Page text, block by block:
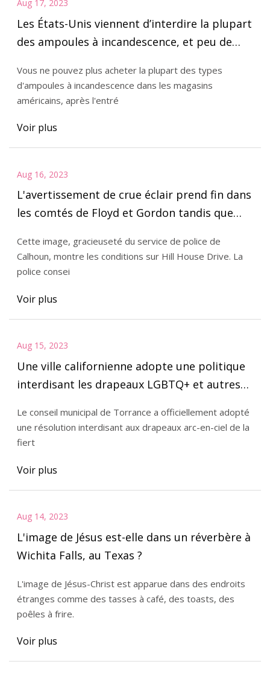
Aug 17, 2023
Les États-Unis viennent d’interdire la plupart
des ampoules à incandescence, et peu de
Vous ne pouvez plus acheter la plupart des types
d'ampoules à incandescence dans les magasins
américains, après l'entré
Voir plus
Aug 16, 2023
L'avertissement de crue éclair prend fin dans
les comtés de Floyd et Gordon tandis que
élevée
Cette image, gracieuseté du service de police de
Calhoun, montre les conditions sur Hill House Drive. La
police consei
Voir plus
Aug 15, 2023
Une ville californienne adopte une politique
interdisant les drapeaux LGBTQ+ et autres
Le conseil municipal de Torrance a officiellement adopté
une résolution interdisant aux drapeaux arc-en-ciel de la
fiert
Voir plus
Aug 14, 2023
L'image de Jésus est-elle dans un réverbère à
Wichita Falls, au Texas ?
L'image de Jésus-Christ est apparue dans des endroits
étranges comme des tasses à café, des toasts, des
poêles à frire.
Voir plus